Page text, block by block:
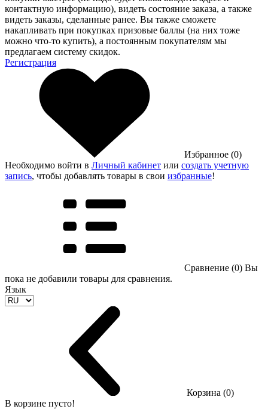
контактную информацию), видеть состояние заказа, а также
видеть заказы, сделанные ранее. Вы также сможете
накапливать при покупках призовые баллы (на них тоже
можно что-то купить), а постоянным покупателям мы
предлагаем систему скидок.
Регистрация
Избранное (0)
Необходимо войти в Личный кабинет или создать учетную
запись, чтобы добавлять товары в свои избранные!
Сравнение (0) Вы
пока не добавили товары для сравнения.
Язык
Корзина (0)
В корзине пусто!